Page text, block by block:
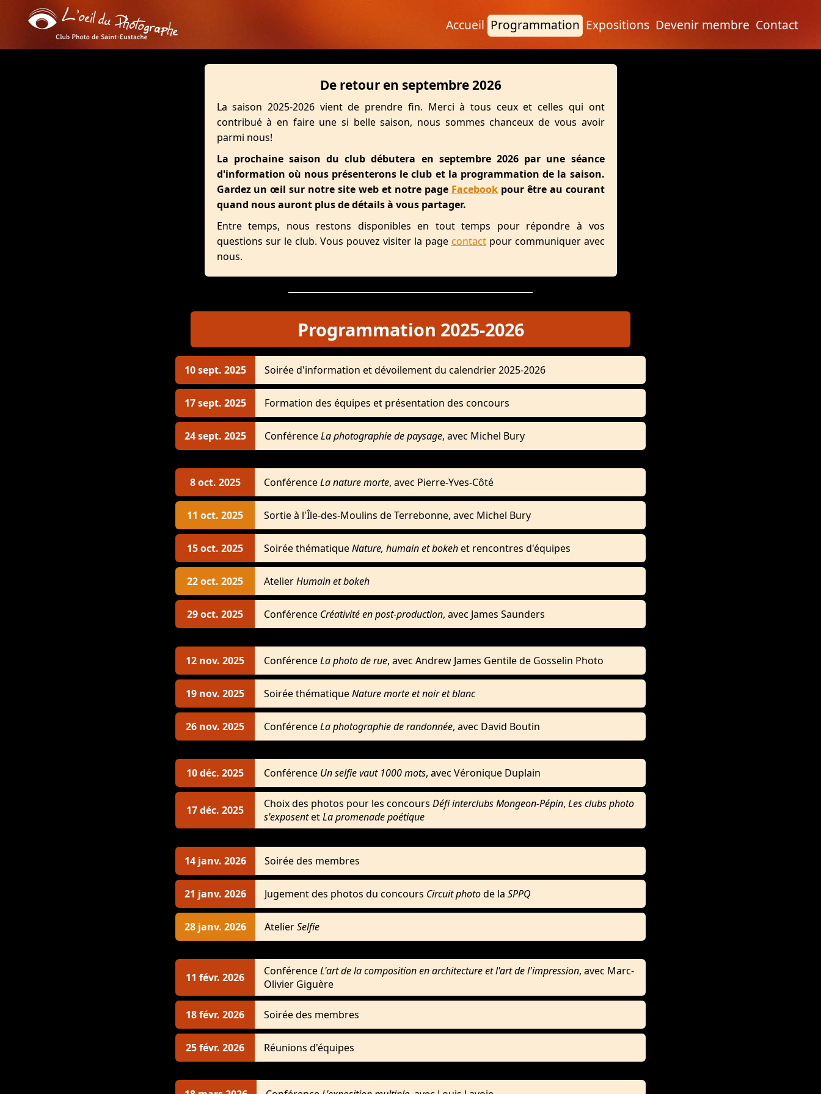
Accueil Programmation Expositions Devenir membre Contact
De retour en septembre 2026
La saison 2025-2026 vient de prendre fin. Merci à tous ceux et celles qui ont
contribué à en faire une si belle saison, nous sommes chanceux de vous avoir
parmi nous!
La prochaine saison du club débutera en septembre 2026 par une séance
d'information où nous présenterons le club et la programmation de la saison.
Gardez un œil sur notre site web et notre page Facebookpour être au courant
quand nous auront plus de détails à vous partager.
Entre temps, nous restons disponibles en tout temps pour répondre à vos
questions sur le club. Vous pouvez visiter la page contactpour communiquer avec
nous.
Programmation 2025-2026
10 sept. 2025 Soirée d'information et dévoilement du calendrier 2025-2026
17 sept. 2025 Formation des équipes et présentation des concours
24 sept. 2025 ConférenceLa photographie de paysage, avec Michel Bury
8 oct. 2025 ConférenceLa nature morte, avec Pierre-Yves-Côté
11 oct. 2025 Sortie à l'Île-des-Moulins de Terrebonne, avec Michel Bury
15 oct. 2025 Soirée thématiqueNature, humain et bokehet rencontres d'équipes
22 oct. 2025 AtelierHumain et bokeh
29 oct. 2025 Conférence Créativité en post-production, avec James Saunders
12 nov. 2025 ConférenceLa photo de rue, avec Andrew James Gentile de Gosselin Photo
19 nov. 2025 Soirée thématiqueNature morte et noir et blanc
26 nov. 2025 ConférenceLa photographie de randonnée, avec David Boutin
10 déc. 2025 Conférence Un selfie vaut 1000 mots, avec Véronique Duplain
17 déc. 2025 Choix des photos pour les concours Défi interclubs Mongeon-Pépin, Les clubs photo
s'exposentetLa promenade poétique
14 janv. 2026 Soirée des membres
21 janv. 2026 Jugement des photos du concours Circuit photode la SPPQ
28 janv. 2026 AtelierSelfie
11 févr. 2026 ConférenceL'art de la composition en architecture et l'art de l'impression, avec Marc-
Olivier Giguère
18 févr. 2026 Soirée des membres
25 févr. 2026 Réunions d'équipes